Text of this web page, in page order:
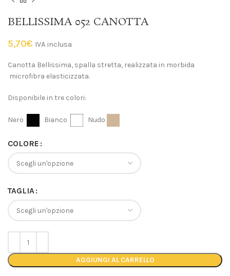
BELLISSIMA 052 CANOTTA
5,70€ IVA inclusa
Canotta Bellissima, spalla stretta, realizzata in morbida
microfibra elasticizzata.
Disponibile in tre colori:
Nero Bianco Nudo
COLORE
TAGLIA
AGGIUNGI AL CARRELLO